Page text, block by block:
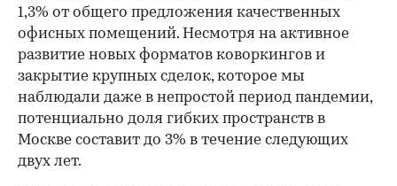
1,3% от общего предложения качественных
офисных помещений. Несмотря на активное
развитие новых форматов коворкингов и
закрытие крупных сделок, которое мы
наблюдали даже в непростой период пандемии,
потенциально доля гибких пространств в
Москве составит до 3% в течение следующих
двух лет.